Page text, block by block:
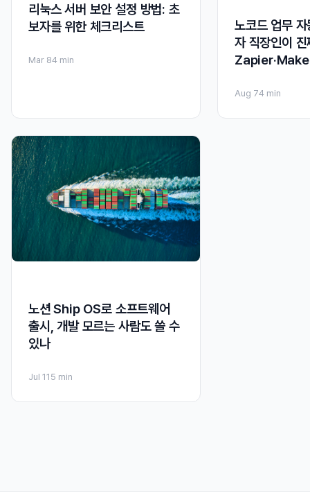
리눅스 서버 보안 설정 방법: 초
보자를 위한 체크리스트
Mar 84 min
노코드 업무
자 직장인이
Zapier·Make
Aug 74 min
노션 Ship OS로 소프트웨어
출시, 개발 모르는 사람도 쓸 수
있나
Jul 11 5 min